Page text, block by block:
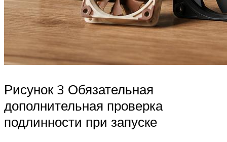
Рисунок 3 Обязательная
дополнительная проверка
подлинности при запуске